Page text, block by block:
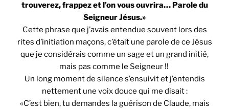
trouverez, frappez et l’on vous ouvrira… Parole du
Seigneur Jésus.»
Cette phrase que j’avais entendue souvent lors des
rites d’initiation maçons, c’était une parole de ce Jésus
que je considérais comme un sage et un grand initié,
mais pas comme le Seigneur !!
Un long moment de silence s’ensuivit et j’entendis
nettement une voix douce qui me disait :
«C’est bien, tu demandes la guérison de Claude, mais